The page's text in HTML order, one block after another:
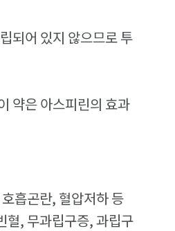
되어 있지 않으므로 투
약은 아스피린의 효과
흡곤란, 혈압저하 등
혈, 무과립구증, 과립구